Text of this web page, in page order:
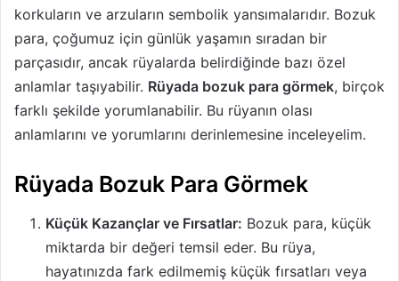
korkuların ve arzuların sembolik yansımalarıdır. Bozuk
para, çoğumuz için günlük yaşamın sıradan bir
parçasıdır, ancak rüyalarda belirdiğinde bazı özel
anlamlar taşıyabilir. Rüyada bozuk para görmek, birçok
farklı şekilde yorumlanabilir. Bu rüyanın olası
anlamlarını ve yorumlarını derinlemesine inceleyelim.
Rüyada Bozuk Para Görmek
Küçük Kazançlar ve Fırsatlar: Bozuk para, küçük
miktarda bir değeri temsil eder. Bu rüya,
hayatınızda fark edilmemiş küçük fırsatları veya